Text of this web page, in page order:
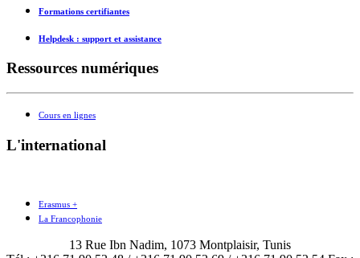
Formations certifiantes
Helpdesk : support et assistance
Ressources numériques
Cours en lignes
L'international
Erasmus +
La Francophonie
13 Rue Ibn Nadim, 1073 Montplaisir, Tunis